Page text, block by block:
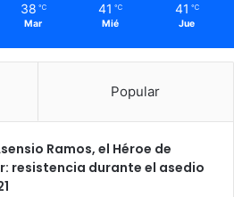
38 ℃
Mar
41 ℃
Mié
41 ℃
Jue
Popular
Ramos, el Héroe de
resistencia durante el asedio